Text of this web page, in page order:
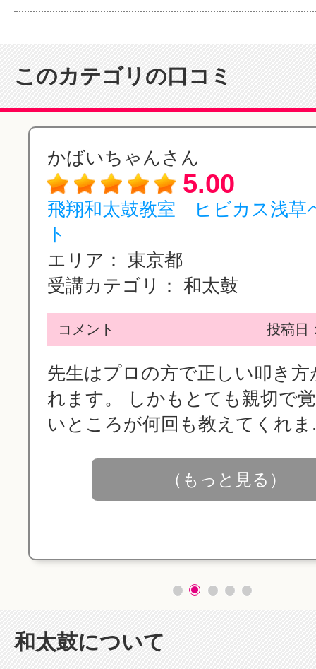
このカテゴリの口コミ
かばいちゃんさん
5.00
飛翔和太鼓教室 ヒビカス浅草
ト
エリア：
東京都
受講カテゴリ： 和太鼓
コメント 投稿日
先生はプロの方で正しい叩き
れます。 しかもとても親切で
いところが何回も教えてくれま
（もっと見る）
和太鼓について